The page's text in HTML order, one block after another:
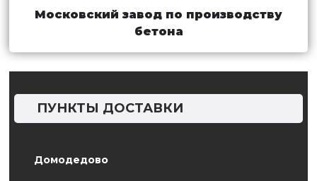
ПУНКТЫ ДОСТАВКИ
Домодедово
Московский завод по производству
бетона